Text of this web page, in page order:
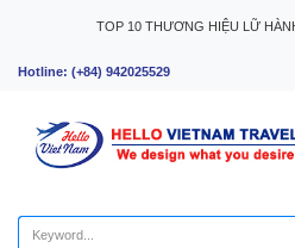
TOP 10 THƯƠNG HIỆU LỮ
Hotline: (+84) 942025529